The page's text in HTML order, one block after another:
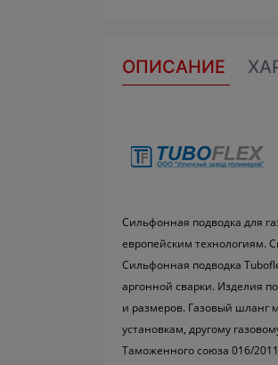
ОПИСАНИЕ
Сильфонная подводка для
европейским технологиям.
Сильфонная подводка
аргонной сварки. Изделия
и размеров. Газовый шланг
установкам, другому
Таможенного союза 016/